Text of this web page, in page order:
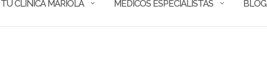
TU CLÍNICA MARIOLA MÉDICOS ESPECIALISTAS BLOG